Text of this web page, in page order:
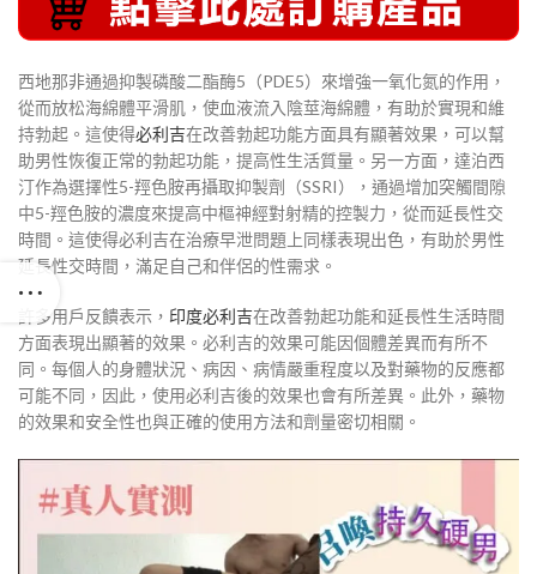
西地那非通過抑製磷酸二酯酶5（PDE5）來增強一氧化氮的作用，
從而放松海綿體平滑肌，使血液流入陰莖海綿體，有助於實現和維
持勃起。這使得必利吉在改善勃起功能方面具有顯著效果，可以幫
助男性恢復正常的勃起功能，提高性生活質量。另一方面，達泊西
汀作為選擇性5-羥色胺再攝取抑製劑（SSRI），通過增加突觸間隙
中5-羥色胺的濃度來提高中樞神經對射精的控製力，從而延長性交
時間。這使得必利吉在治療早泄問題上同樣表現出色，有助於男性
延長性交時間，滿足自己和伴侶的性需求。
許多用戶反饋表示， 印度必利吉在改善勃起功能和延長性生活時間
方面表現出顯著的效果。必利吉的效果可能因個體差異而有所不
同。每個人的身體狀況、病因、病情嚴重程度以及對藥物的反應都
可能不同，因此，使用必利吉後的效果也會有所差異。此外，藥物
的效果和安全性也與正確的使用方法和劑量密切相關。